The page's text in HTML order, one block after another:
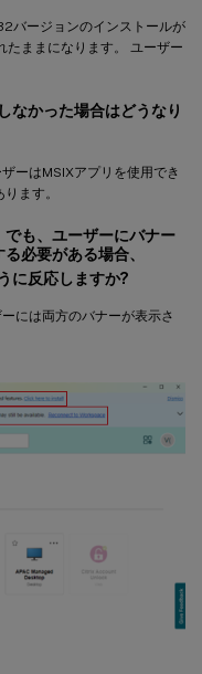
ージョンのインストールが
たままになります。 ユーザー
なかった場合はどうなり
ーはMSIXアプリを使用でき
ます。
も、ユーザーにバナー
必要がある場合、
に反応しますか?
には両方のバナーが表示さ